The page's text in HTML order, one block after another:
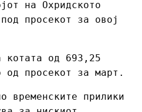
на Охридското
просекот за овој
котата од 693,25
од просекот за март.
временските прилики